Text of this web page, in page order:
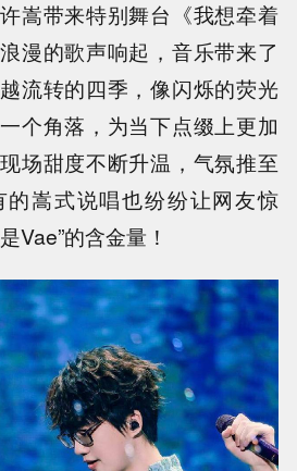
嵩带来特别舞台《我想牵着
漫的歌声响起，音乐带来了
流转的四季，像闪烁的荧光
个角落，为当下点缀上更加
场甜度不断升温，气氛推至
嵩式说唱也纷纷让网友惊
Vae”的含金量！